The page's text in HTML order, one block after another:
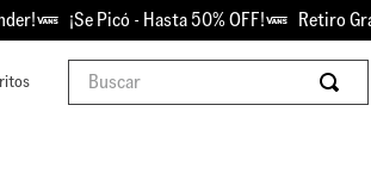
¡Se Picó - Hasta 50% OFF! Retiro Gratis en
Buscar